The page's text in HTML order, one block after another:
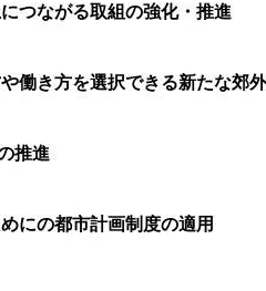
つながる取組の強化・推進
働き方を選択できる新たな郊
推進
にの都市計画制度の適用